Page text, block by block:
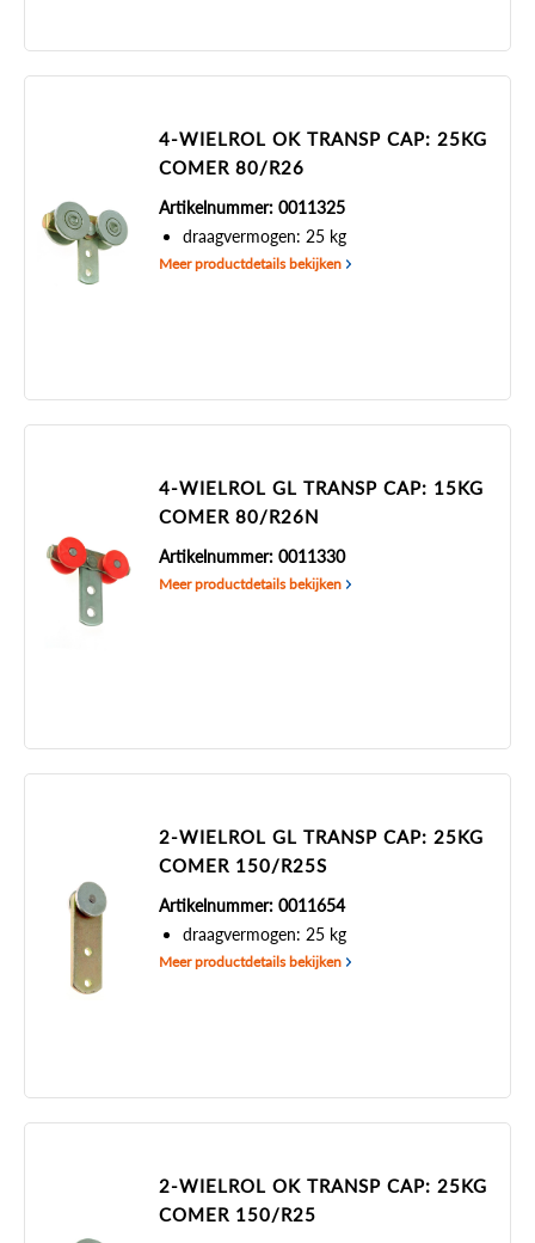
4-WIELROL OK TRANSP CAP: 25KG
COMER 80/R26
Artikelnummer: 0011325
draagvermogen: 25 kg
Meer productdetails bekijken
4-WIELROL GL TRANSP CAP: 15KG
COMER 80/R26N
Artikelnummer: 0011330
Meer productdetails bekijken
2-WIELROL GL TRANSP CAP: 25KG
COMER 150/R25S
Artikelnummer: 0011654
draagvermogen: 25 kg
Meer productdetails bekijken
2-WIELROL OK TRANSP CAP: 25KG
COMER 150/R25